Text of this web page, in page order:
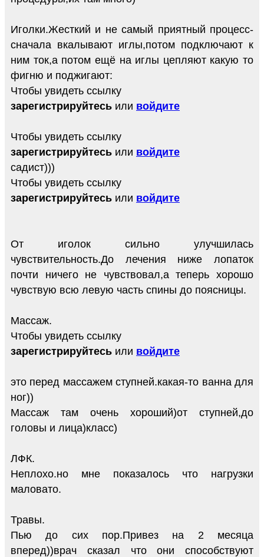
Иголки.Жесткий и не самый приятный процесс-
сначала вкалывают иглы,потом подключают к
ним ток,а потом ещё на иглы цепляют какую то
фигню и поджигают:
Чтобы увидеть ссылку
зарегистрируйтесь или войдите
Чтобы увидеть ссылку
зарегистрируйтесь или войдите
садист)))
Чтобы увидеть ссылку
зарегистрируйтесь или войдите
От иголок сильно улучшилась
чувствительность.До лечения ниже лопаток
почти ничего не чувствовал,а теперь хорошо
чувствую всю левую часть спины до поясницы.
Массаж.
Чтобы увидеть ссылку
зарегистрируйтесь или войдите
это перед массажем ступней.какая-то ванна для
ног))
Массаж там очень хороший)от ступней,до
головы и лица)класс)
ЛФК.
Неплохо.но мне показалось что нагрузки
маловато.
Травы.
Пью до сих пор.Привез на 2 месяца
вперед))врач сказал что они способствуют